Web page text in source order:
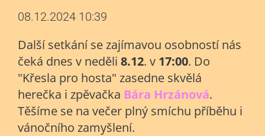
08.12.2024 10:39
Další setkání se zajímavou osobností nás
čeká dnes v neděli 8.12. v 17:00. Do
"Křesla pro hosta" zasedne skvělá
herečka i zpěvačka Bára Hrzánová.
Těšíme se na večer plný smíchu příběhu i
vánočního zamyšlení.